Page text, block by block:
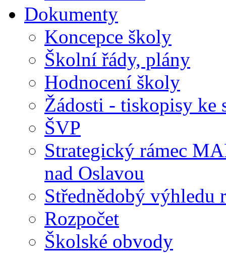
Dokumenty
Koncepce školy
Školní řády, plány
Hodnocení školy
Žádosti - tiskopisy ke
ŠVP
Strategický rámec
nad Oslavou
Střednědobý výhledu
Rozpočet
Školské obvody